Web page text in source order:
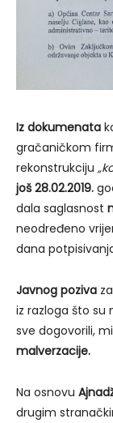
Iz dokumenata
gračaničkom
rekonstrukciju
još 28.02.2019.
dala saglasnost
neodređeno
dana
Javnog poziva
iz razloga što su
sve dogovorili,
malverzacije.
Na osnovu
drugim